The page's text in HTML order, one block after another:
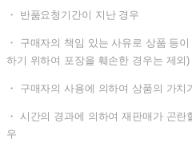
・ 반품요청기간이 지난 경우
・ 구매자의 책임 있는 사유로 상품 등
하기 위하여 포장을 훼손한 경우는 제외)
・ 구매자의 사용에 의하여 상품의 가치
・ 시간의 경과에 의하여 재판매가 곤
우